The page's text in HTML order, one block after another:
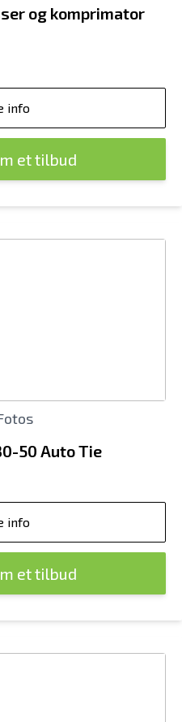
og komprimator
info
et tilbud
50 Auto Tie
info
et tilbud